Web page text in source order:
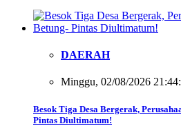
DAERAH
Minggu, 02/08/2026
Besok Tiga Desa Bergerak,
Pintas Diultimatum!